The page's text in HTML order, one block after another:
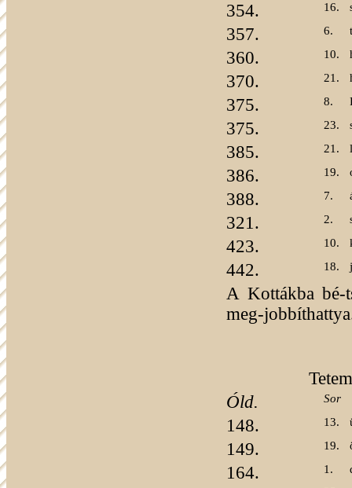
354. 16.
357. 6.
360. 10.
370. 21.
375. 8.
375. 23.
385. 21.
386. 19.
388. 7.
321. 2.
423. 10.
442. 18.
A Kottákba bé-
meg-
Óld.
Sor
148. 13.
149. 19.
164. 1.